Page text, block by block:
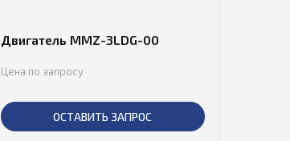
Двигатель MMZ-3LDG-00
Цена по запросу
ОСТАВИТЬ ЗАПРОС